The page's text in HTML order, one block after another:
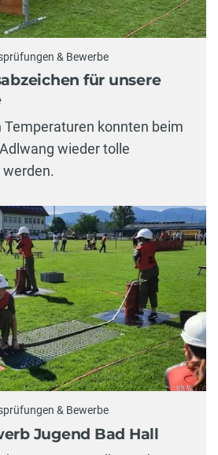
& Bewerbe
für unsere
Temperaturen konnten beim
wieder tolle
& Bewerbe
Jugend Bad Hall